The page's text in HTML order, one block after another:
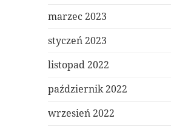
marzec 2023
styczeń 2023
listopad 2022
październik 2022
wrzesień 2022